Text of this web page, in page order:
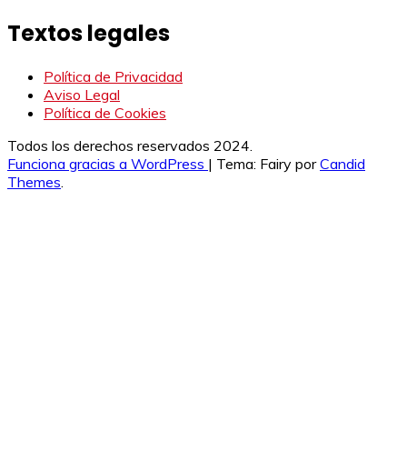
Textos legales
Política de Privacidad
Aviso Legal
Política de Cookies
Todos los derechos reservados 2024.
Funciona gracias a WordPress | Tema: Fairy porCandid
Themes